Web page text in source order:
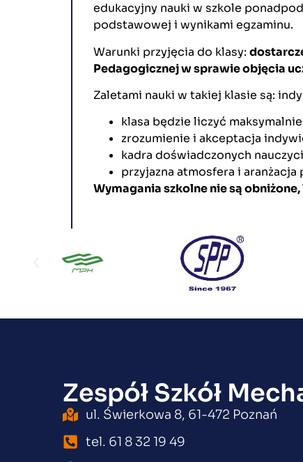
edukacyjny nauki w szkole
podstawowej i wynikami egzaminu.
Warunki przyjęcia do klasy:
Pedagogicznejw sprawie objęcia
Zaletami nauki w takiej klasie są:
klasa będzie liczyć
zrozumienie i akceptacja
kadra doświadczonych
przyjazna atmosfera i
Wymagania szkolne nie są
Zespół Szkół
ul. Świerkowa 8, 61-472 Poznań
tel. 61 8 32 19 49